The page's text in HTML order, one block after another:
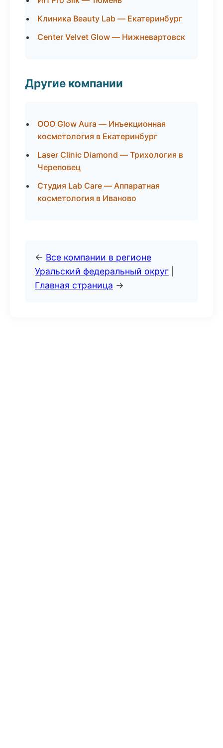
Клиника Beauty Lab — Екатеринбург
Center Velvet Glow — Нижневартовск
Другие компании
ООО Glow Aura — Инъекционная
косметология в Екатеринбург
Laser Clinic Diamond — Трихология в
Череповец
Студия Lab Care — Аппаратная
косметология в Иваново
← Все компании в регионе
Уральский федеральный округ
Главная страница →